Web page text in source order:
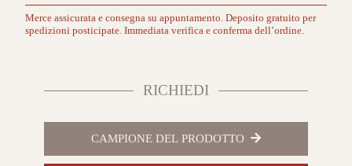
Merce assicurata e consegna su appuntamento. Deposito gratuito per
spedizioni posticipate. Immediata verifica e conferma dell’ordine.
RICHIEDI
CAMPIONE DEL PRODOTTO